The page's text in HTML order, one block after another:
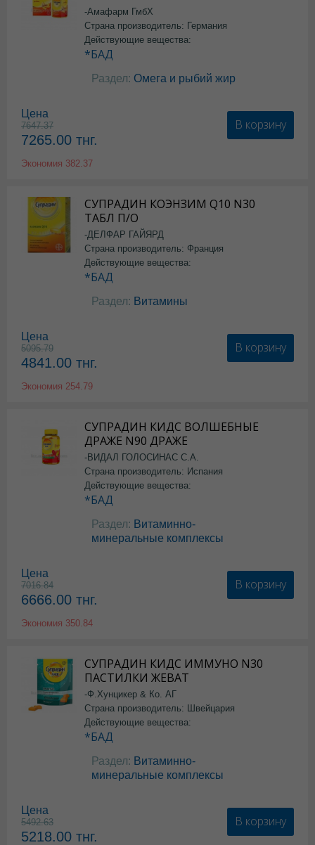
-Амафарм ГмбХ
Страна производитель: Германия
Действующие вещества:
*БАД
Раздел: Омега и рыбий жир
Цена
7647.37
7265.00 тнг.
Экономия 382.37
В корзину
СУПРАДИН КОЭНЗИМ Q10 N30
ТАБЛ П/О
-ДЕЛФАР ГАЙЯРД
Страна производитель: Франция
Действующие вещества:
*БАД
Раздел: Витамины
Цена
5095.79
4841.00 тнг.
Экономия 254.79
В корзину
СУПРАДИН КИДС ВОЛШЕБНЫЕ
ДРАЖЕ N90 ДРАЖЕ
-ВИДАЛ ГОЛОСИНАС С.А.
Страна производитель: Испания
Действующие вещества:
*БАД
Раздел: Витаминно-
минеральные комплексы
Цена
7016.84
6666.00 тнг.
Экономия 350.84
В корзину
СУПРАДИН КИДС ИММУНО N30
ПАСТИЛКИ ЖЕВАТ
-Ф.Хунцикер & Ко. АГ
Страна производитель: Швейцария
Действующие вещества:
*БАД
Раздел: Витаминно-
минеральные комплексы
Цена
5492.63
5218.00 тнг.
В корзину